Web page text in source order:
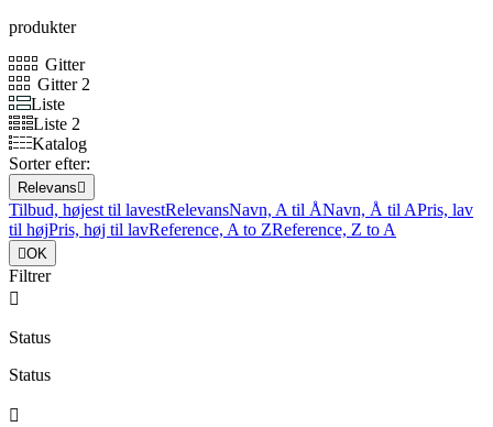
produkter
Gitter
Gitter 2
Liste
Liste 2
Katalog
Sorter efter:
Relevans
Tilbud, højest til lavestRelevansNavn, A til ÅNavn, Å til APris, lav
til højPris, høj til lavReference, A to ZReference, Z to A
OK
Filtrer

Status
Status
